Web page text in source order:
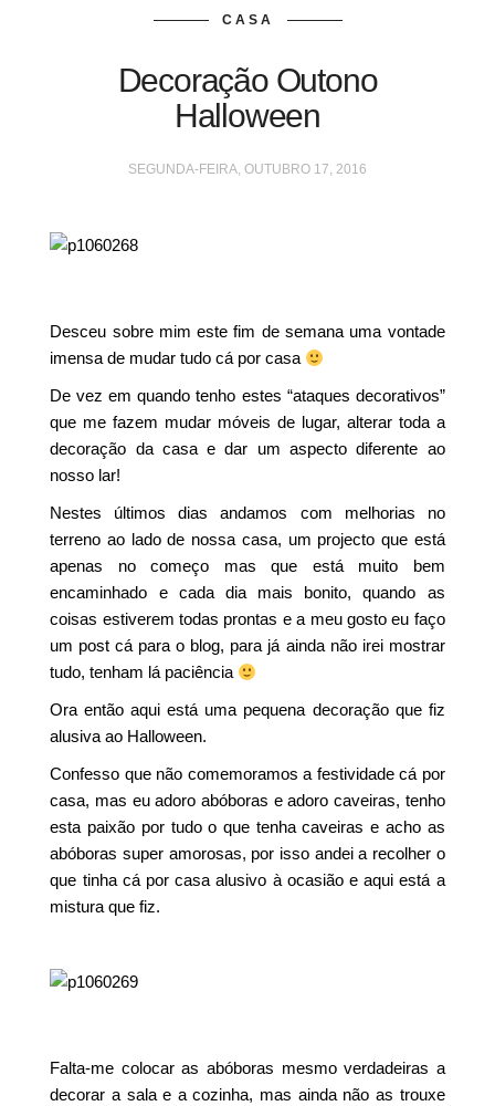
CASA
Decoração Outono
Halloween
SEGUNDA-FEIRA, OUTUBRO 17, 2016
Desceu sobre mim este fim de semana uma vontade
imensa de mudar tudo cá por casa
De vez em quando tenho estes “ataques decorativos”
que me fazem mudar móveis de lugar, alterar toda a
decoração da casa e dar um aspecto diferente ao
nosso lar!
Nestes últimos dias andamos com melhorias no
terreno ao lado de nossa casa, um projecto que está
apenas no começo mas que está muito bem
encaminhado e cada dia mais bonito, quando as
coisas estiverem todas prontas e a meu gosto eu faço
um post cá para o blog, para já ainda não irei mostrar
tudo, tenham lá paciência
Ora então aqui está uma pequena decoração que fiz
alusiva ao Halloween.
Confesso que não comemoramos a festividade cá por
casa, mas eu adoro abóboras e adoro caveiras, tenho
esta paixão por tudo o que tenha caveiras e acho as
abóboras super amorosas, por isso andei a recolher o
que tinha cá por casa alusivo à ocasião e aqui está a
mistura que fiz.
Falta-me colocar as abóboras mesmo verdadeiras a
decorar a sala e a cozinha, mas ainda não as trouxe